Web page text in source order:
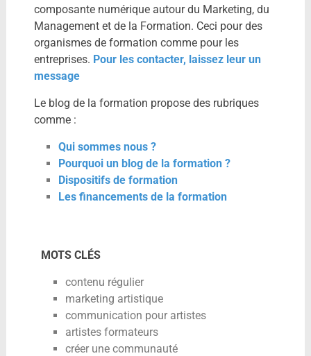
composante numérique autour du Marketing, du
Management et de la Formation. Ceci pour des
organismes de formation comme pour les
entreprises. Pour les contacter, laissez leur un
message
Le blog de la formation propose des rubriques
comme :
Qui sommes nous ?
Pourquoi un blog de la formation ?
Dispositifs de formation
Les financements de la formation
MOTS CLÉS
contenu régulier
marketing artistique
communication pour artistes
artistes formateurs
créer une communauté